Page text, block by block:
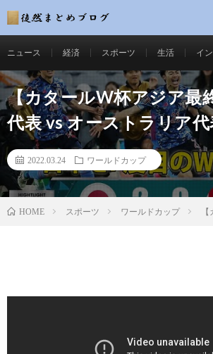
ニュース 経済 スポーツ 生活 イ
【カタールW杯アジア最
代表 vs オーストラリア
2022.03.24 ワールドカップ
HOME スポーツ ワールドカップ